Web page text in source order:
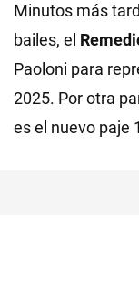
Minutos más
bailes, el
Paoloni para
2025. Por otra
es el nuevo paje